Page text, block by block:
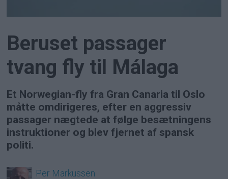
Beruset passager
tvang fly til Málaga
Et Norwegian-fly fra Gran Canaria til Oslo
måtte omdirigeres, efter en aggressiv
passager nægtede at følge besætningens
instruktioner og blev fjernet af spansk
politi.
Per Markussen